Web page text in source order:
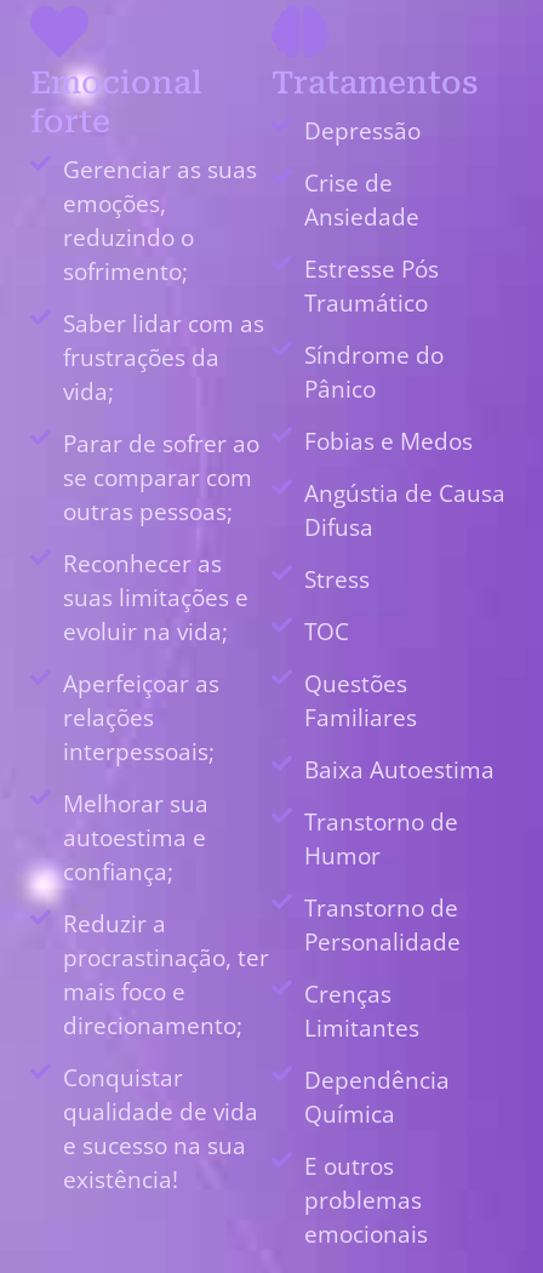
Emocional
forte
Gerenciar as suas
emoções,
reduzindo o
sofrimento;
Saber lidar com as
frustrações da
vida;
Parar de sofrer ao
se comparar com
outras pessoas;
Reconhecer as
suas limitações e
evoluir na vida;
Aperfeiçoar as
relações
interpessoais;
Melhorar sua
autoestima e
confiança;
Reduzir a
procrastinação, ter
mais foco e
direcionamento;
Conquistar
qualidade de vida
e sucesso na sua
existência!
Tratamentos
Depressão
Crise de
Ansiedade
Estresse Pós
Traumático
Síndrome do
Pânico
Fobias e Medos
Angústia de Causa
Difusa
Stress
TOC
Questões
Familiares
Baixa Autoestima
Transtorno de
Humor
Transtorno de
Personalidade
Crenças
Limitantes
Dependência
Química
E outros
problemas
emocionais